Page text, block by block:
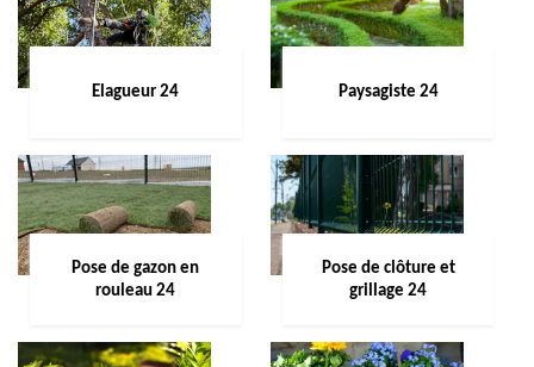
Elagueur 24 Paysagiste 24
Pose de gazon en
rouleau 24
Pose de clôture et
grillage 24